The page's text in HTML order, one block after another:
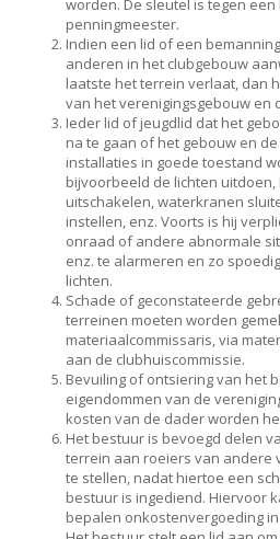
worden. De sleutel is tegen
penningmeester.
Indien een lid of een
anderen in het clubgebouw
laatste het terrein verlaat, dan
van het verenigingsgebouw en
Ieder lid of jeugdlid dat het
na te gaan of het gebouw en
installaties in goede toestand
bijvoorbeeld de lichten
uitschakelen, waterkranen
instellen, enz. Voorts is hij
onraad of andere abnormale
enz. te alarmeren en zo
lichten.
Schade of geconstateerde
terreinen moeten worden
materiaalcommissaris, via
aan de clubhuiscommissie.
Bevuiling of ontsiering van het
eigendommen van de
kosten van de dader worden
Het bestuur is bevoegd delen
terrein aan roeiers van andere
te stellen, nadat hiertoe een
bestuur is ingediend. Hiervoor
bepalen onkostenvergoeding